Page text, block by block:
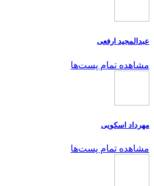
عبدالمجید ارفعی
مشاهده تمام پست‌ها
مهرداد اسکویی
مشاهده تمام پست‌ها